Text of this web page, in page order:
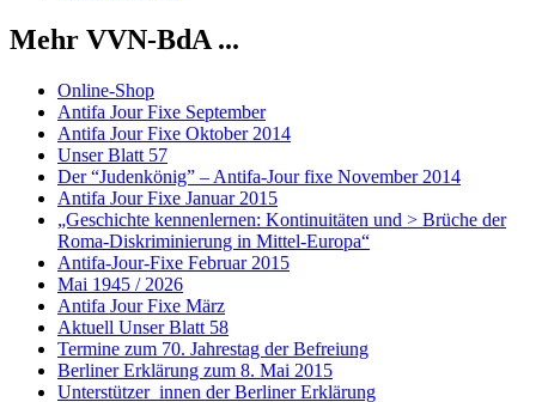
Mehr VVN-BdA ...
Online-Shop
Antifa Jour Fixe September
Antifa Jour Fixe Oktober 2014
Unser Blatt 57
Der “Judenkönig” – Antifa-Jour fixe November 2014
Antifa Jour Fixe Januar 2015
„Geschichte kennenlernen: Kontinuitäten und > Brüche der
Roma-Diskriminierung in Mittel-Europa“
Antifa-Jour-Fixe Februar 2015
Mai 1945 / 2026
Antifa Jour Fixe März
Aktuell Unser Blatt 58
Termine zum 70. Jahrestag der Befreiung
Berliner Erklärung zum 8. Mai 2015
Unterstützer_innen der Berliner Erklärung